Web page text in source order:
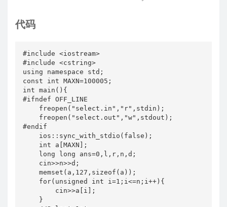
代码
#include <iostream>
#include <cstring>
using namespace std;
const int MAXN=100005;
int main(){
#ifndef OFF_LINE
    freopen("select.in","r",stdin);
    freopen("select.out","w",stdout);
#endif
    ios::sync_with_stdio(false);
    int a[MAXN];
    long long ans=0,l,r,n,d;
    cin>>n>>d;
    memset(a,127,sizeof(a));
    for(unsigned int i=1;i<=n;i++){
        cin>>a[i];
    }